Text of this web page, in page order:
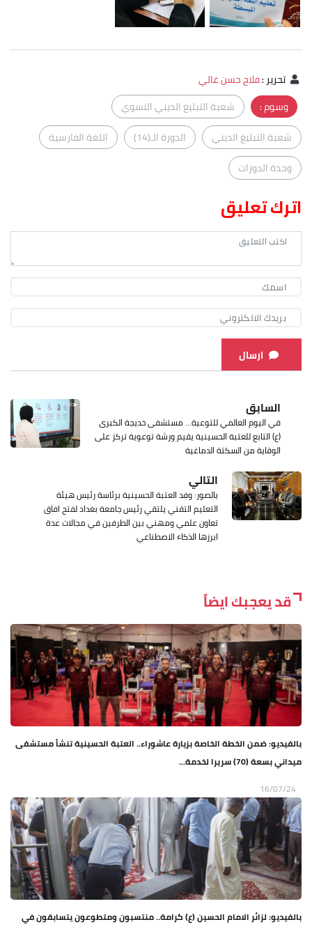
تحرير:فلاح حسن غالي
وسوم :
شعبة التبليغ الديني النسوي
شعبة التبليغ الديني
الدورة الـ(14)
اللغة الفارسية
وحدة الدورات
اترك تعليق
ارسال
السابق
في اليوم العالمي للتوعية... مستشفى خديجة الكبرى
(ع) التابع للعتبة الحسينية يقيم ورشة توعوية تركز على
الوقاية من السكتة الدماغية
التالي
بالصور: وفد العتبة الحسينية برئاسة رئيس هيئة
التعليم التقني يلتقي رئيس جامعة بغداد لفتح افاق
تعاون علمي ومهني بين الطرفين في مجالات عدة
ابرزها الذكاء الاصطناعي
قد يعجبك ايضاً
بالفيديو: ضمن الخطة الخاصة بزيارة عاشوراء.. العتبة الحسينية تنشأ مستشفى
ميداني بسعة (70) سريرا لخدمة...
16/07/24
بالفيديو: لزائر الامام الحسين (ع) كرامة.. منتسبون ومتطوعون يتسابقون في